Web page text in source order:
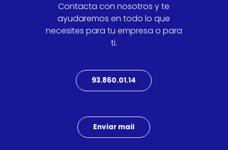
Contacta con nosotros y te
ayudaremos en todo lo que
necesites para tu empresa o para
ti.
93.860.01.14
Enviar mail